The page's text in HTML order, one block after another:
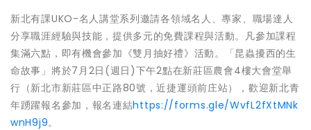
新北有課UKO-名人講堂系列邀請各領域名人、專家、職場達人
分享職涯經驗與技能，提供多元的免費課程與活動。凡參加課程
集滿六點，即有機會參加《雙月抽好禮》活動。「昆蟲擾西的生
命故事」將於7月2日(週日)下午2點在新莊區農會4樓大會堂舉
行（新北市新莊區中正路80號，近捷運頭前庄站），歡迎新北青
年踴躍報名參加，報名連結https://forms.gle/WvfL2fXtMNk
wnH9j9。